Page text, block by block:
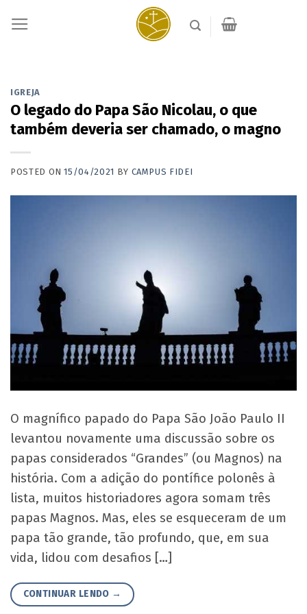
IGREJA
O legado do Papa São Nicolau, o que
também deveria ser chamado, o magno
POSTED ON15/04/2021 BY CAMPUS FIDEI
O magnífico papado do Papa São João Paulo II
levantou novamente uma discussão sobre os
papas considerados “Grandes” (ou Magnos) na
história. Com a adição do pontífice polonês à
lista, muitos historiadores agora somam três
papas Magnos. Mas, eles se esqueceram de um
papa tão grande, tão profundo, que, em sua
vida, lidou com desafios […]
CONTINUAR LENDO →